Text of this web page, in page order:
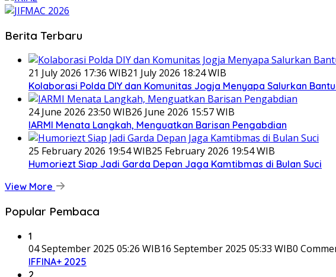
Berita Terbaru
21 July 2026 17:36 WIB21 July 2026 18:24 WIB
Kolaborasi Polda DIY dan Komunitas Jogja Menyapa Salurkan
24 June 2026 23:50 WIB26 June 2026 15:57 WIB
IARMI Menata Langkah, Menguatkan Barisan Pengabdian
25 February 2026 19:54 WIB25 February 2026 19:54 WIB
Humoriezt Siap Jadi Garda Depan Jaga Kamtibmas di Bulan Suci
View More
Popular Pembaca
1
04 September 2025 05:26 WIB16 September 2025 05:33 WIB0
IFFINA+ 2025
2